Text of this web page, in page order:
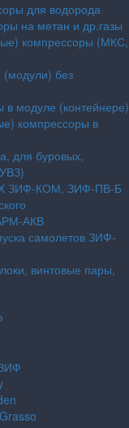
для водорода
на метан и др.газы
компрессоры (МКС,
(модули) без
модуле (контейнере)
компрессоры в
для буровых,
ЗИФ-КОМ, ЗИФ-ПВ-Б
АКВ
самолетов ЗИФ-
винтовые пары,